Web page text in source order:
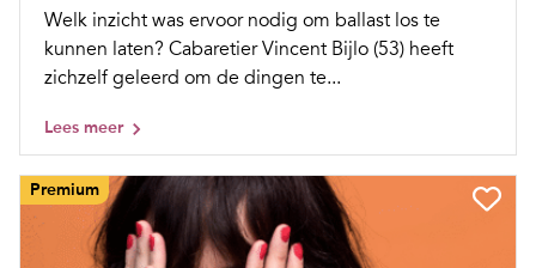
Welk inzicht was ervoor nodig om ballast los te
kunnen laten? Cabaretier Vincent Bijlo (53) heeft
zichzelf geleerd om de dingen te...
Lees meer
Premium